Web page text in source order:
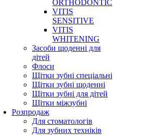
ORTHODONTIC
VITIS
SENSITIVE
VITIS
WHITENING
Засоби щоденні для
дітей
Флоси
Щітки зубні спеціальні
Щітки зубні щоденні
Щітки зубні для дітей
Щітки міжзубні
Розпродаж
Для стоматологів
Для зубних техніків